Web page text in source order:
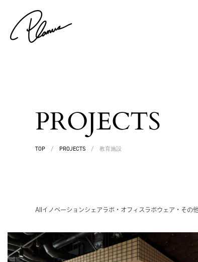
PROJECTS
TOP / PROJECTS / 教育施設
All イノベーションシェアラボ・オフィス ラボウェア・その